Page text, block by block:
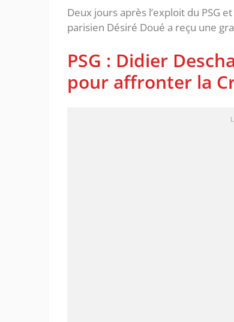
Deux jours après l’exploit du PSG
parisien Désiré Doué a reçu une
PSG : Didier
pour affronter la